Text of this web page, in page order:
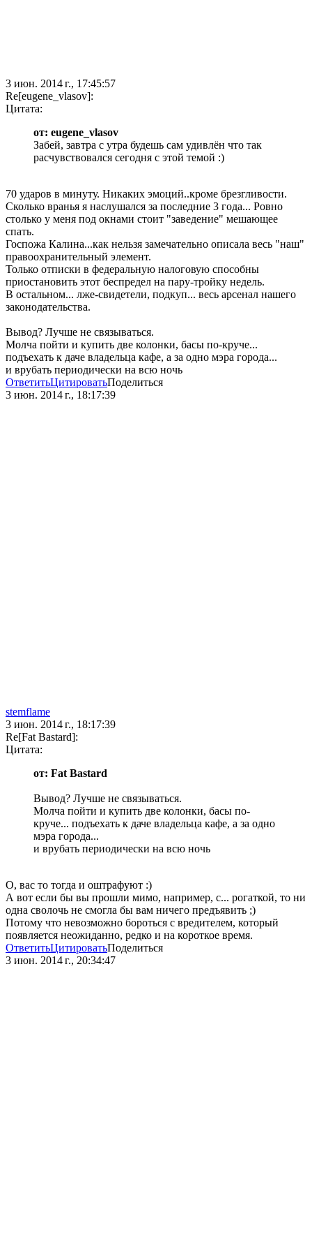
3 июн. 2014 г., 17:45:57
Re[eugene_vlasov]:
Цитата:
от: eugene_vlasov
Забей, завтра с утра будешь сам удивлён что так
расчувствовался сегодня с этой темой :)
70 ударов в минуту. Никаких эмоций..кроме брезгливости.
Сколько вранья я наслушался за последние 3 года... Ровно
столько у меня под окнами стоит "заведение" мешающее
спать.
Госпожа Калина...как нельзя замечательно описала весь "наш"
правоохранительный элемент.
Только отписки в федеральную налоговую способны
приостановить этот беспредел на пару-тройку недель.
В остальном... лже-свидетели, подкуп... весь арсенал нашего
законодательства.
Вывод? Лучше не связываться.
Молча пойти и купить две колонки, басы по-круче...
подъехать к даче владельца кафе, а за одно мэра города...
и врубать периодически на всю ночь
ОтветитьЦитироватьПоделиться
3 июн. 2014 г., 18:17:39
stemflame
3 июн. 2014 г., 18:17:39
Re[Fat Bastard]:
Цитата:
от: Fat Bastard
Вывод? Лучше не связываться.
Молча пойти и купить две колонки, басы по-
круче... подъехать к даче владельца кафе, а за одно
мэра города...
и врубать периодически на всю ночь
О, вас то тогда и оштрафуют :)
А вот если бы вы прошли мимо, например, с... рогаткой, то ни
одна сволочь не смогла бы вам ничего предъявить ;)
Потому что невозможно бороться с вредителем, который
появляется неожиданно, редко и на короткое время.
ОтветитьЦитироватьПоделиться
3 июн. 2014 г., 20:34:47